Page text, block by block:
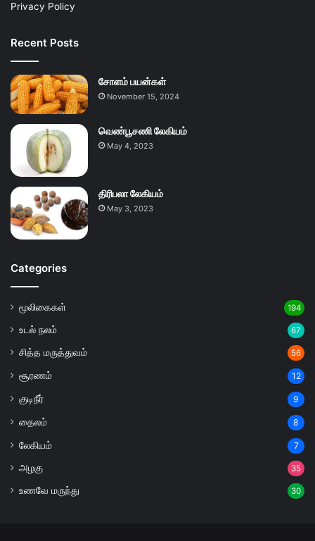
Privacy Policy
Recent Posts
சோளம் பயன்கள்
November 15, 2024
வெண்பூசணி லேகியம்
May 4, 2023
திரிபலா லேகியம்
May 3, 2023
Categories
மூலிகைகள் 194
உடல் நலம் 67
சித்த மருத்துவம் 56
சூரணம் 12
குடிநீர் 9
தைலம் 8
லேகியம் 7
அழகு 35
உணவே மருந்து 30